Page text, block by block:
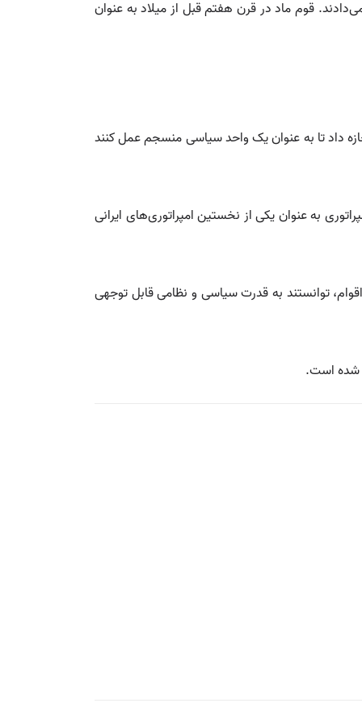
قوم ماد در قرن هفتم قبل از میلاد به عنوان
داد تا به عنوان یک واحد سیاسی منسجم عمل کنند
به عنوان یکی از نخستین امپراتوری‌های ایرانی
توانستند به قدرت سیاسی و نظامی قابل توجهی
شده است.